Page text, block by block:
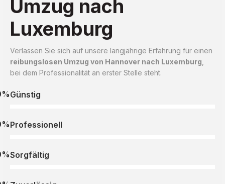
Umzug nach
Luxemburg
Verlassen Sie sich auf unsere langjährige Erfahrung für einen
reibungslosen Umzug von Hannover nach Luxemburg
bei dem Professionalität an erster Stelle steht.
Günstig
Professionell
Sorgfältig